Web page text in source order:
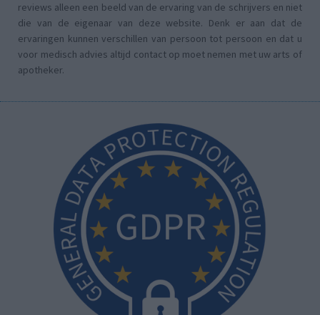
reviews alleen een beeld van de ervaring van de schrijvers en niet
die van de eigenaar van deze website. Denk er aan dat de
ervaringen kunnen verschillen van persoon tot persoon en dat u
voor medisch advies altijd contact op moet nemen met uw arts of
apotheker.